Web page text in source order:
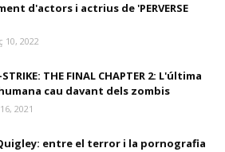
d'actors i actrius de 'PERVERSE
10, 2022
THE FINAL CHAPTER 2: L'última
cau davant dels zombis
2021
entre el terror i la pornografia